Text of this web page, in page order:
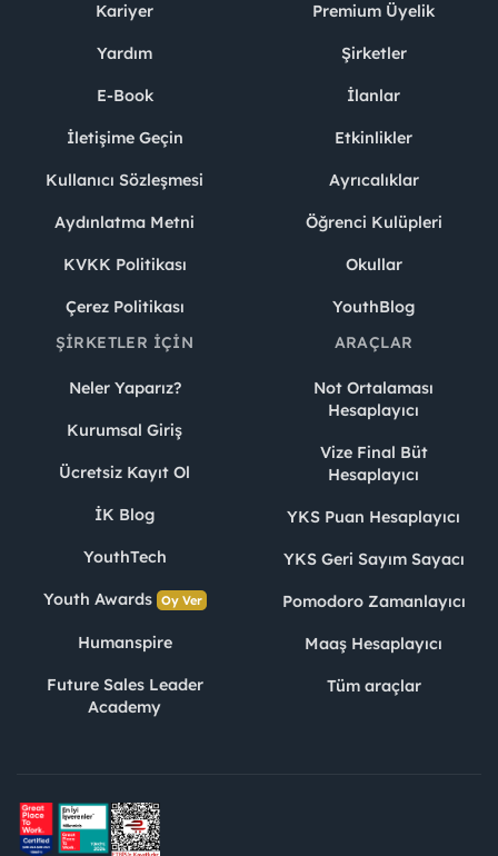
Kariyer
Yardım
E-Book
İletişime Geçin
Kullanıcı Sözleşmesi
Aydınlatma Metni
KVKK Politikası
Çerez Politikası
Premium Üyelik
Şirketler
İlanlar
Etkinlikler
Ayrıcalıklar
Öğrenci Kulüpleri
Okullar
YouthBlog
ŞIRKETLER İÇIN
Neler Yaparız?
Kurumsal Giriş
Ücretsiz Kayıt Ol
İK Blog
YouthTech
Youth Awards Oy Ver
Humanspire
Future Sales Leader
Academy
ARAÇLAR
Not Ortalaması
Hesaplayıcı
Vize Final Büt
Hesaplayıcı
YKS Puan Hesaplayıcı
YKS Geri Sayım Sayacı
Pomodoro Zamanlayıcı
Maaş Hesaplayıcı
Tüm araçlar